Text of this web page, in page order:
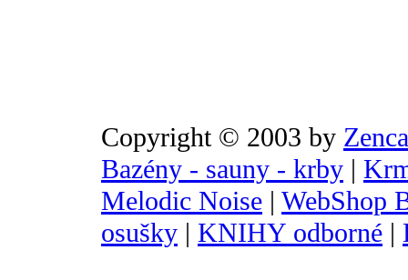
Copyright © 2003 by
Bazény - sauny - krby |
Melodic Noise | WebShop
osušky | KNIHY odborné |